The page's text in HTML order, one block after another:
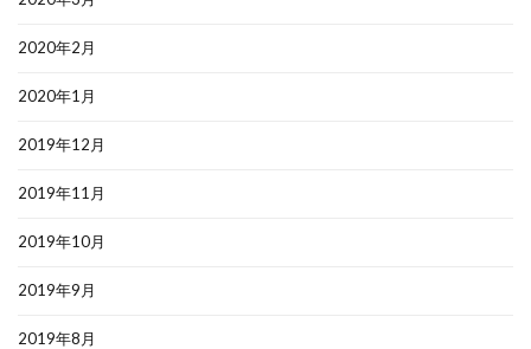
2020年2月
2020年1月
2019年12月
2019年11月
2019年10月
2019年9月
2019年8月